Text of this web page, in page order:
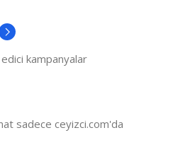
kampanyalar
sadece ceyizci.com'da